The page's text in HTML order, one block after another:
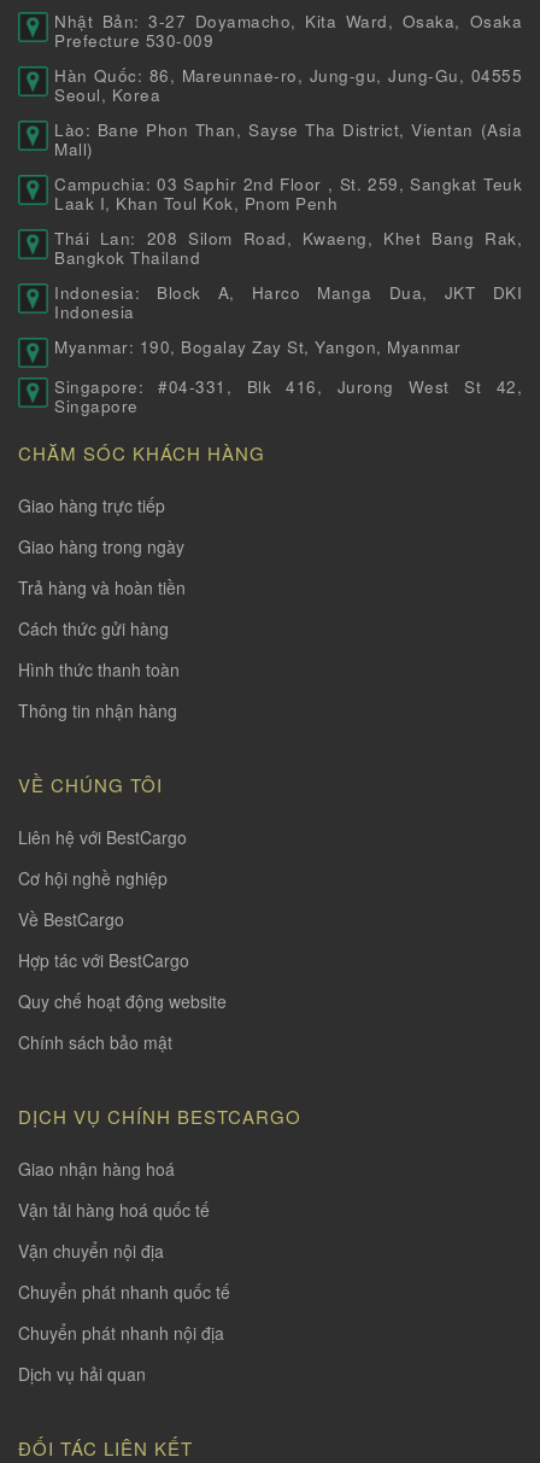
Nhật Bản: 3-27 Doyamacho, Kita Ward, Osaka, Osaka
Prefecture 530-009
Hàn Quốc: 86, Mareunnae-ro, Jung-gu, Jung-Gu, 04555
Seoul, Korea
Lào: Bane Phon Than, Sayse Tha District, Vientan (Asia
Mall)
Campuchia: 03 Saphir 2nd Floor , St. 259, Sangkat Teuk
Laak I, Khan Toul Kok, Pnom Penh
Thái Lan: 208 Silom Road, Kwaeng, Khet Bang Rak,
Bangkok Thailand
Indonesia: Block A, Harco Manga Dua, JKT DKI
Indonesia
Myanmar: 190, Bogalay Zay St, Yangon, Myanmar
Singapore: #04-331, Blk 416, Jurong West St 42,
Singapore
CHĂM SÓC KHÁCH HÀNG
Giao hàng trực tiếp
Giao hàng trong ngày
Trả hàng và hoàn tiền
Cách thức gửi hàng
Hình thức thanh toàn
Thông tin nhận hàng
VỀ CHÚNG TÔI
Liên hệ với BestCargo
Cơ hội nghề nghiệp
Về BestCargo
Hợp tác với BestCargo
Quy chế hoạt động website
Chính sách bảo mật
DỊCH VỤ CHÍNH BESTCARGO
Giao nhận hàng hoá
Vận tải hàng hoá quốc tế
Vận chuyển nội địa
Chuyển phát nhanh quốc tế
Chuyển phát nhanh nội địa
Dịch vụ hải quan
ĐỐI TÁC LIÊN KẾT